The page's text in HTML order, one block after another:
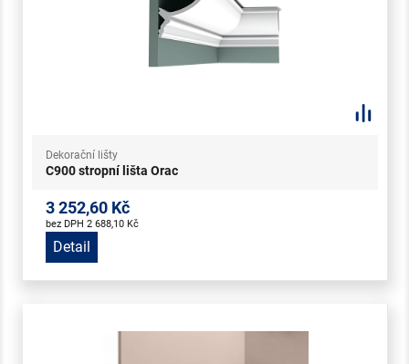
Dekorační lišty
C900 stropní lišta Orac
3 252,60 Kč
bez DPH 2 688,10 Kč
Detail